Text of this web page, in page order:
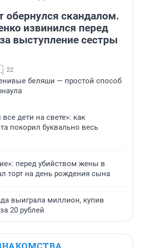
обернулся скандалом.
извинился перед
выступление сестры
22
беляши — простой способ
дети на свете»: как
покорил буквально весь
перед убийством жены в
торт на день рождения сына
выиграла миллион, купив
20 рублей